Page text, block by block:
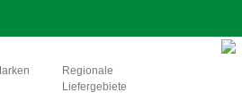
Regionale
Liefergebiete